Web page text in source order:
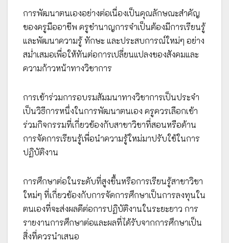
การพัฒนาตนเองอย่างต่อเนื่องเป็นคุณลักษณะสำคัญ
ของครูมืออาชีพ ครูชำนาญการจำเป็นต้องมีการเรียนรู้
และพัฒนาความรู้ ทักษะ และประสบการณ์ใหม่ๆ อย่าง
สม่ำเสมอเพื่อให้ทันต่อการเปลี่ยนแปลงของสังคมและ
ความก้าวหน้าทางวิชาการ
การเข้าร่วมการอบรมสัมมนาทางวิชาการเป็นประจำ
เป็นวิธีการหนึ่งในการพัฒนาตนเอง ครูควรเลือกเข้า
ร่วมกิจกรรมที่เกี่ยวข้องกับสาขาวิชาที่สอนหรือด้าน
การจัดการเรียนรู้เพื่อนำความรู้ใหม่มาปรับใช้ในการ
ปฏิบัติงาน
การศึกษาต่อในระดับที่สูงขึ้นหรือการเรียนรู้สาขาวิชา
ใหม่ๆ ที่เกี่ยวข้องกับการจัดการศึกษาเป็นการลงทุนใน
ตนเองที่จะส่งผลดีต่อการปฏิบัติงานในระยะยาว การ
รายงานการศึกษาต่อและผลที่ได้รับจากการศึกษาเป็น
สิ่งที่ควรนำเสนอ